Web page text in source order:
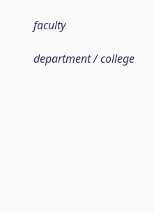
faculty
department / college